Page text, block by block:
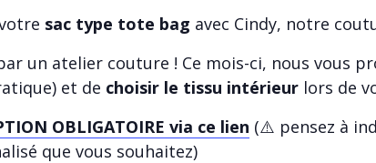
sac type tote bag avec Cindy, notre
un atelier couture ! Ce mois-ci, nous vous
et de choisir le tissu intérieur lors de
OBLIGATOIRE via ce lien (⚠️ pensez à
que vous souhaitez)